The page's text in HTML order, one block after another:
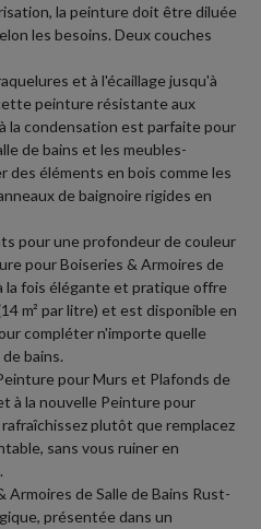
la peinture doit être diluée
les besoins. Deux couches
et à l'écaillage jusqu'à
peinture résistante aux
la condensation est parfaite pour
de bains et les meubles-
des éléments en bois comme les
de baignoire rigides en
pour une profondeur de couleur
pour Boiseries & Armoires de
la fois élégante et pratique offre
m² par litre) et est disponible en
compléter n'importe quelle
bains.
pour Murs et Plafonds de
à la nouvelle Peinture pour
rafraîchissez plutôt que remplacez
sans vous ruiner en
Armoires de Salle de Bains Rust-
présentée dans un